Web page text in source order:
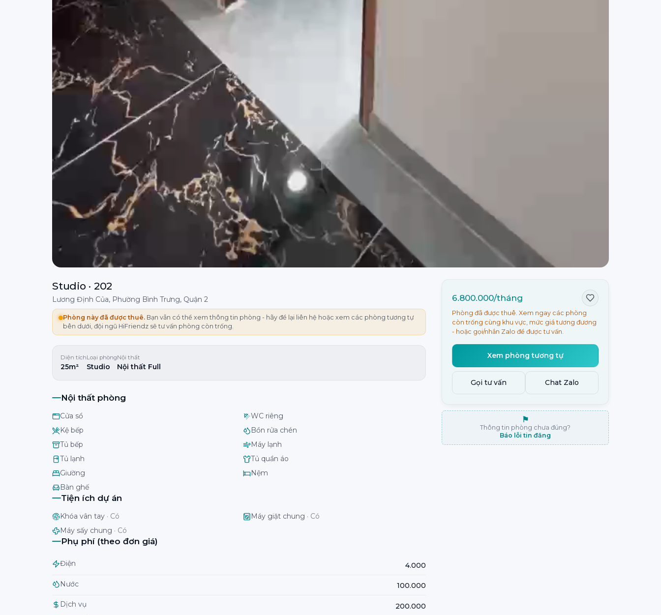
Studio · 202
Lương Định Của, Phường Bình Trưng, Quận 2
Phòng này đã được thuê. Bạn vẫn có thể xem thông tin phòng - hãy để lại liên hệ hoặc xem các phòng tương tự
bên dưới, đội ngũ HiFriendz sẽ tư vấn phòng còn trống.
Diện tích
25m²
Loại phòng
Studio
Nội thất
Nội thất Full
Nội thất phòng
Cửa sổ
WC riêng
Kệ bếp
Bồn rửa chén
Tủ bếp
Máy lạnh
Tủ lạnh
Tủ quần áo
Giường
Nệm
Bàn ghế
Tiện ích dự án
Khóa vân tay · Có Máy giặt chung · Có
Máy sấy chung · Có
Phụ phí (theo đơn giá)
Điện 4.000
Nước 100.000
Dịch vụ 200.000
6.800.000/tháng
Phòng đã được thuê. Xem ngay các phòng
còn trống cùng khu vực, mức giá tương đương
- hoặc gọi/nhắn Zalo để được tư vấn.
Xem phòng tương tự
Gọi tư vấn Chat Zalo
⚑
Thông tin phòng chưa đúng?
Báo lỗi tin đăng